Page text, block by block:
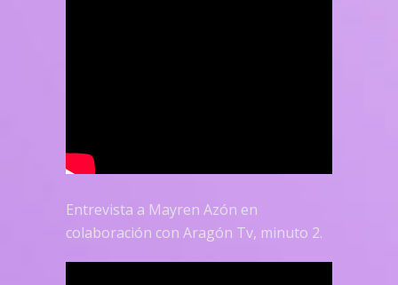
Entrevista a Mayren Azón en
colaboración con Aragón Tv, minuto 2.